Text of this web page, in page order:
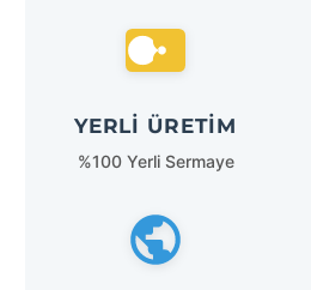
YERLI ÜRETIM
%100 Yerli Sermaye